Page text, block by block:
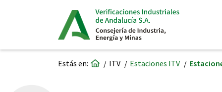
Estás en: Ir a página de inicio
ITV Estaciones ITV